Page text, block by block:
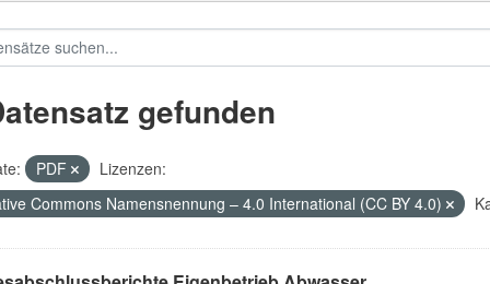
gefunden
PDF
Lizenzen:
Commons Namensnennung – 4.0 International (CC BY 4.0)